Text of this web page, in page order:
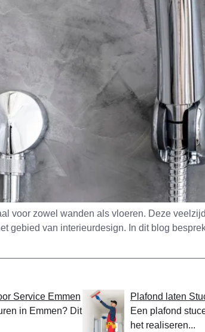
voor zowel wanden als vloeren. Deze
gebied van interieurdesign. In dit blog
Service Emmen
in Emmen? Dit is
Plafond laten
Een plafond
het realiseren...